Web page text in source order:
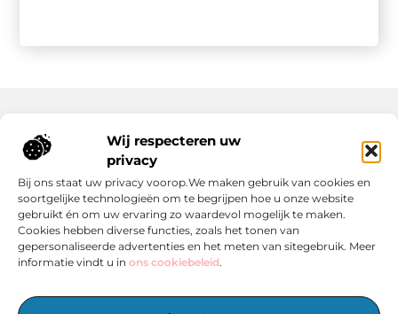
Wij respecteren uw
privacy
Bij ons staat uw privacy voorop.We maken gebruik van cookies en
soortgelijke technologieën om te begrijpen hoe u onze website
gebruikt én om uw ervaring zo waardevol mogelijk te maken.
Cookies hebben diverse functies, zoals het tonen van
gepersonaliseerde advertenties en het meten van sitegebruik. Meer
informatie vindt u in ons cookiebeleid.
Onze informatie